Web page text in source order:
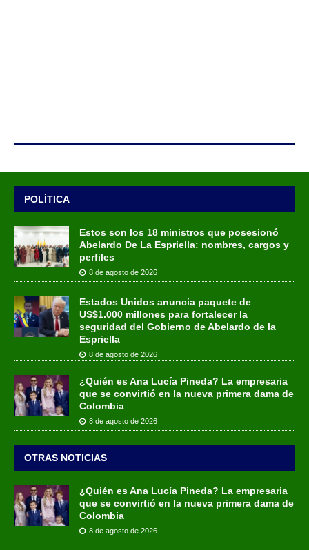
POLÍTICA
Estos son los 18 ministros que posesionó
Abelardo De La Espriella: nombres, cargos y
perfiles
8 de agosto de 2026
Estados Unidos anuncia paquete de
US$1.000 millones para fortalecer la
seguridad del Gobierno de Abelardo de la
Espriella
8 de agosto de 2026
¿Quién es Ana Lucía Pineda? La empresaria
que se convirtió en la nueva primera dama de
Colombia
8 de agosto de 2026
OTRAS NOTICIAS
¿Quién es Ana Lucía Pineda? La empresaria
que se convirtió en la nueva primera dama de
Colombia
8 de agosto de 2026